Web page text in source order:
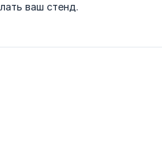
ваш стенд.